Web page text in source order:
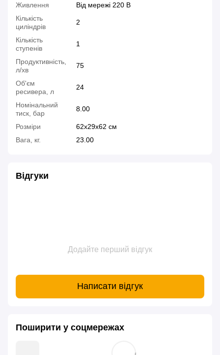
Живлення
Від мережі 220 В
Кількість
циліндрів
2
Кількість
ступенів
1
Продуктивність,
л/хв
75
Об'єм
ресивера, л
24
Номінальний
тиск, бар
8.00
Розміри
62х29х62 см
Вага, кг.
23.00
Відгуки
Додайте перший відгук
Написати відгук
Поширити у соцмережах